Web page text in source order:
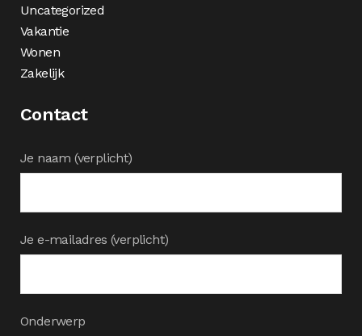
Uncategorized
Vakantie
Wonen
Zakelijk
Contact
Je naam (verplicht)
Je e-mailadres (verplicht)
Onderwerp